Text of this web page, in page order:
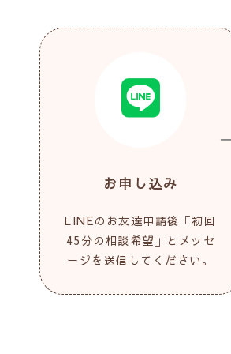
お申し込み
LINEのお友達申請後「初回
45分の相談希望」とメッセ
ージを送信してください。